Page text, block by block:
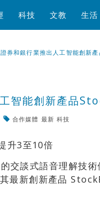
科技 文教 生活
券和銀行業推出人工智能創新
智能創新產品
合作媒體 最新 科技
升3至10倍
談式語音理解技術
新創新產品